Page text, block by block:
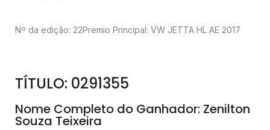
Nº da edição: 22Premio Principal: VW JETTA HL AE 2017
TÍTULO: 0291355
Nome Completo do Ganhador: Zenilton
Souza Teixeira